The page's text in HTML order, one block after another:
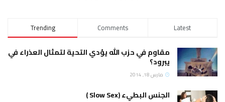
Trending Comments Latest
مقاوم في حزب الله يؤدي التحية لتمثال العذراء في
يبرود؟
مارس 18, 2014
الجنس البطيء (Slow Sex )